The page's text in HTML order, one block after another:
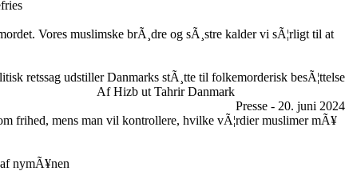
Vores muslimske brÃ¸dre og sÃ¸stre kalder vi sÃ¦rligt til at
retssag udstiller Danmarks stÃ¸tte til folkemorderisk besÃ¦ttelse
Af Hizb ut Tahrir Danmark
Presse - 20. juni 2024
frihed, mens man vil kontrollere, hvilke vÃ¦rdier muslimer mÃ¥
nymÃ¥nen